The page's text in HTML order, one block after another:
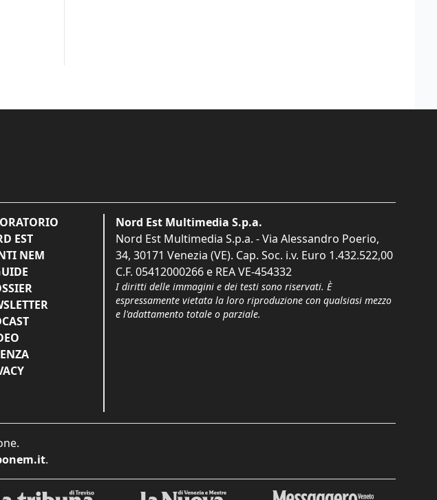
EST
NEM
Nord Est Multimedia S.p.a.
Nord Est Multimedia S.p.a. - Via Alessandro Poerio,
34, 30171 Venezia (VE). Cap. Soc. i.v. Euro 1.432.522,00
C.F. 05412000266 e REA VE-454332
I diritti delle immagini e dei testi sono riservati. È
espressamente vietata la loro riproduzione con qualsiasi mezzo
e l'adattamento totale o parziale.
.